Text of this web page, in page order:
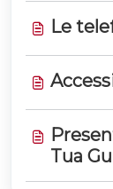
Le
Tua